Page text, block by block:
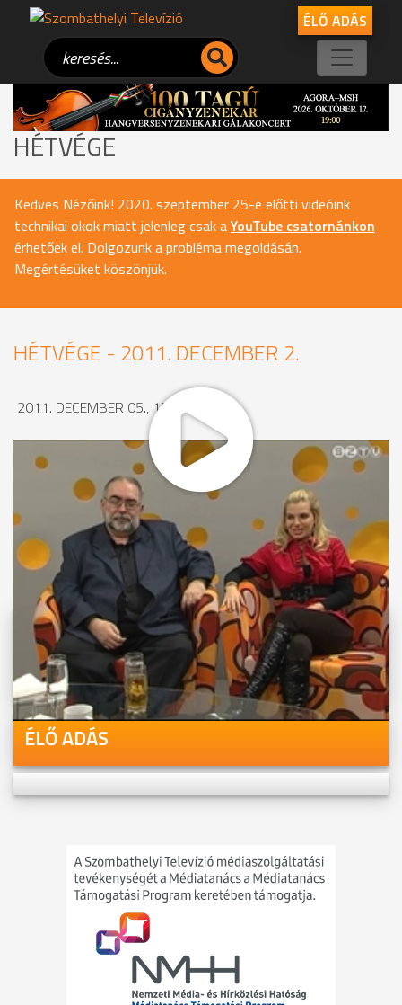
ÉLŐ ADÁS
HÉTVÉGE
Kedves Nézőink! 2020. szeptember 25-e előtti videóink
technikai okok miatt jelenleg csak aYouTube csatornánkon
érhetőek el. Dolgozunk a probléma megoldásán.
Megértésüket köszönjük.
HÉTVÉGE - 2011. DECEMBER 2.
2011. DECEMBER 05., 15:09
MEGOSZTÁS
Videóink megtekinthetőek
Youtube-csatornánkon is!
ÉLŐ ADÁS